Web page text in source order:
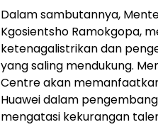
Dalam sambutannya,
Kgosientsho Ramokgopa,
ketenagalistrikan dan
yang saling mendukung.
Centre akan
Huawei dalam
mengatasi kekurangan